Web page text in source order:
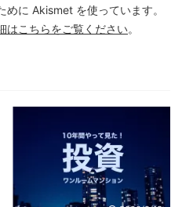
に Akismet を使っています。
はこちらをご覧ください。